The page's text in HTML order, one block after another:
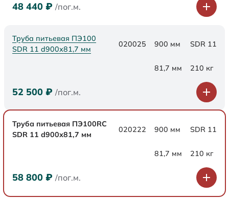
48 440 ₽ /пог.м.
Труба питьевая ПЭ100
SDR 11 d900х81,7 мм
020025 900 мм SDR 11
81,7 мм 210 кг
52 500 ₽ /пог.м.
Труба питьевая ПЭ100RC
SDR 11 d900х81,7 мм
020222 900 мм SDR 11
81,7 мм 210 кг
58 800 ₽ /пог.м.